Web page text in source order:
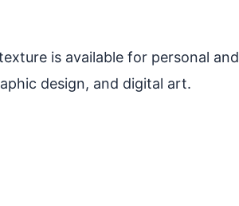
is available for personal
design, and digital art.